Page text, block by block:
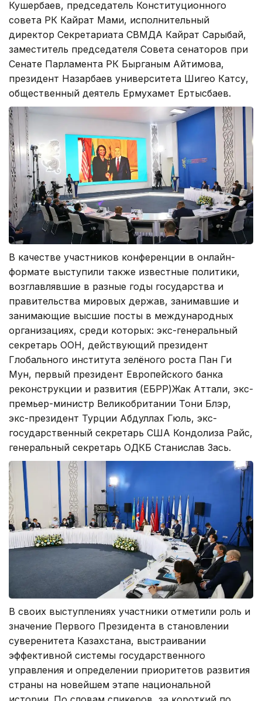
Кушербаев, председатель Конституционного
совета РК Кайрат Мами, исполнительный
директор Секретариата СВМДА Кайрат Сарыбай,
заместитель председателя Совета сенаторов при
Сенате Парламента РК Бырганым Айтимова,
президент Назарбаев университета Шигео Катсу,
общественный деятель Ермухамет Ертысбаев.
В качестве участников конференции в онлайн-
формате выступили также известные политики,
возглавлявшие в разные годы государства и
правительства мировых держав, занимавшие и
занимающие высшие посты в международных
организациях, среди которых: экс-генеральный
секретарь ООН, действующий президент
Глобального института зелёного роста Пан Ги
Мун, первый президент Европейского банка
реконструкции и развития (ЕБРР)Жак Аттали, экс-
премьер-министр Великобритании Тони Блэр,
экс-президент Турции Абдуллах Гюль, экс-
государственный секретарь США Кондолиза Райс,
генеральный секретарь ОДКБ Станислав Зась.
В своих выступлениях участники отметили роль и
значение Первого Президента в становлении
суверенитета Казахстана, выстраивании
эффективной системы государственного
управления и определении приоритетов развития
страны на новейшем этапе национальной